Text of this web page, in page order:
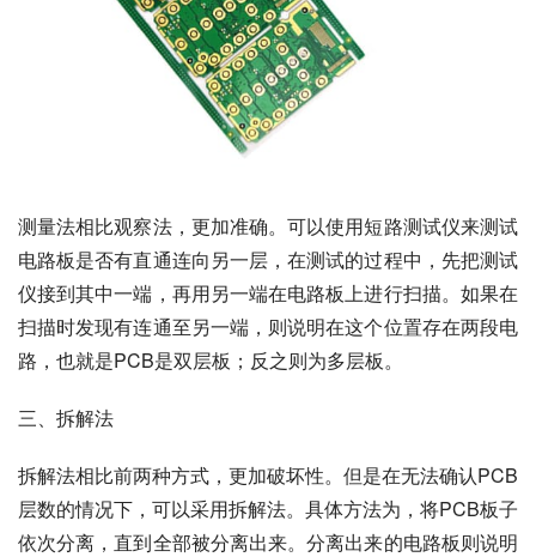
测量法相比观察法，更加准确。可以使用短路测试仪来测试
电路板是否有直通连向另一层，在测试的过程中，先把测试
仪接到其中一端，再用另一端在电路板上进行扫描。如果在
扫描时发现有连通至另一端，则说明在这个位置存在两段电
路，也就是PCB是双层板；反之则为多层板。
三、拆解法
拆解法相比前两种方式，更加破坏性。但是在无法确认PCB
层数的情况下，可以采用拆解法。具体方法为，将PCB板子
依次分离，直到全部被分离出来。分离出来的电路板则说明